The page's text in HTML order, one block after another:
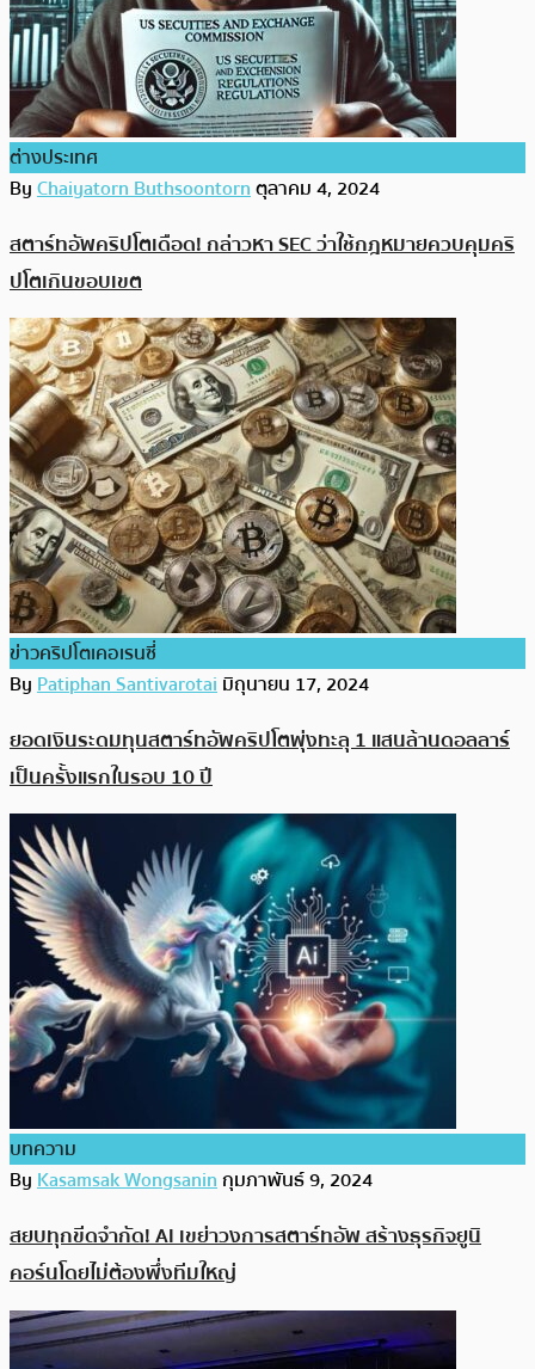
ต่างประเทศ
ByChaiyatorn Buthsoontornตุลาคม 4, 2024
สตาร์ทอัพคริปโตเดือด! กล่าวหา SEC ว่าใช้กฎหมายควบคุมคริ
ปโตเกินขอบเขต
ข่าวคริปโตเคอเรนซี่
ByPatiphan Santivarotaiมิถุนายน 17, 2024
ยอดเงินระดมทุนสตาร์ทอัพคริปโตพุ่งทะลุ 1 แสนล้านดอลลาร์
เป็นครั้งแรกในรอบ 10 ปี
บทความ
ByKasamsak Wongsaninกุมภาพันธ์ 9, 2024
สยบทุกขีดจำกัด! AI เขย่าวงการสตาร์ทอัพ สร้างธุรกิจยูนิ
คอร์นโดยไม่ต้องพึ่งทีมใหญ่